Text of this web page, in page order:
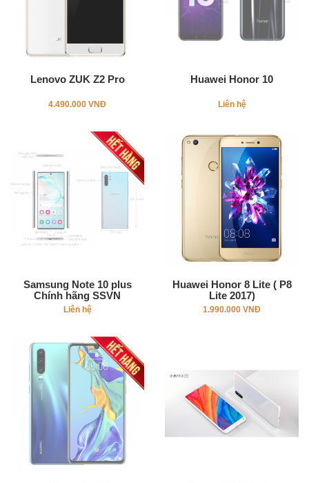
Lenovo ZUK Z2 Pro
4.490.000 VNĐ
Huawei Honor 10
Liên hệ
Samsung Note 10 plus
Chính hãng SSVN
Liên hệ
Huawei Honor 8 Lite ( P8
Lite 2017)
1.990.000 VNĐ